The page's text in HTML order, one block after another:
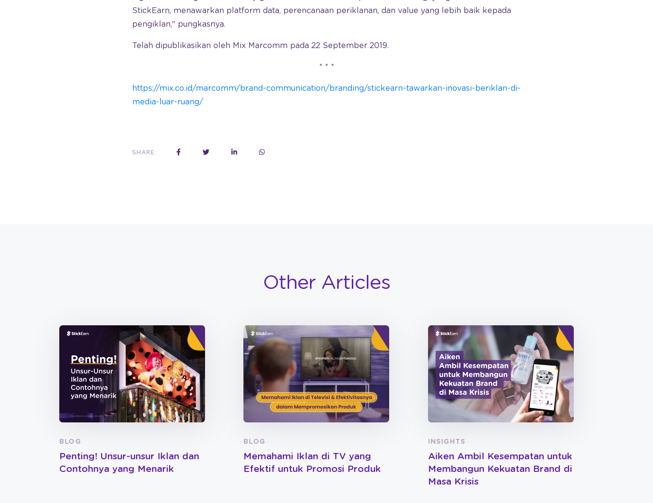
StickEarn, menawarkan platform data, perencanaan periklanan, dan value yang lebih baik kepada
pengiklan," pungkasnya.
Telah dipublikasikan oleh Mix Marcomm pada 22 September 2019.
* * *
https://mix.co.id/marcomm/brand-communication/branding/stickearn-tawarkan-inovasi-beriklan-di-
media-luar-ruang/
SHARE:
Other Articles
BLOG
Penting! Unsur-unsur Iklan dan
Contohnya yang Menarik
BLOG
Memahami Iklan di TV yang
Efektif untuk Promosi Produk
INSIGHTS
Aiken Ambil Kesempatan untuk
Membangun Kekuatan Brand di
Masa Krisis